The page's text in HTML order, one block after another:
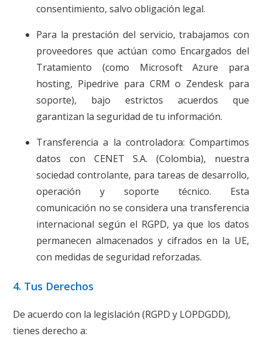
consentimiento, salvo obligación legal.
Para la prestación del servicio, trabajamos con
proveedores que actúan como Encargados del
Tratamiento (como Microsoft Azure para
hosting, Pipedrive para CRM o Zendesk para
soporte), bajo estrictos acuerdos que
garantizan la seguridad de tu información.
Transferencia a la controladora: Compartimos
datos con CENET S.A. (Colombia), nuestra
sociedad controlante, para tareas de desarrollo,
operación y soporte técnico. Esta
comunicación no se considera una transferencia
internacional según el RGPD, ya que los datos
permanecen almacenados y cifrados en la UE,
con medidas de seguridad reforzadas.
4. Tus Derechos
De acuerdo con la legislación (RGPD y LOPDGDD),
tienes derecho a: